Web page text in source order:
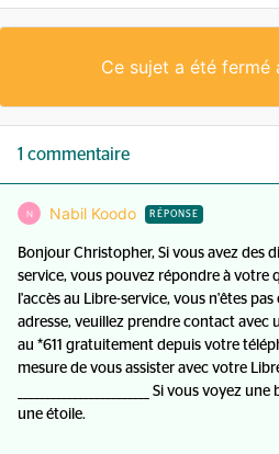
Ce sujet a été fermé
1 commentaire
N Nabil Koodo RÉPONSE
Bonjour Christopher, Si vous avez des
service, vous pouvez répondre à votre
l'accès au Libre-service, vous n'êtes
adresse, veuillez prendre contact avec
au *611 gratuitement depuis votre
mesure de vous assister avec votre
________________________ Si vous
une étoile.